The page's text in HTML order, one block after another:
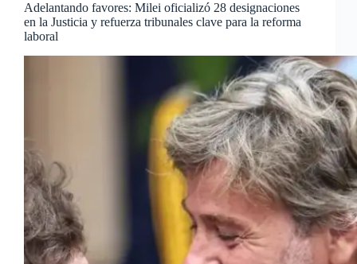
Adelantando favores: Milei oficializó 28 designaciones
en la Justicia y refuerza tribunales clave para la reforma
laboral